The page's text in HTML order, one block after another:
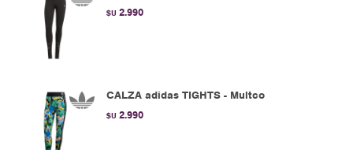
$U 2.990
CALZA adidas TIGHTS - Multco
$U 2.990